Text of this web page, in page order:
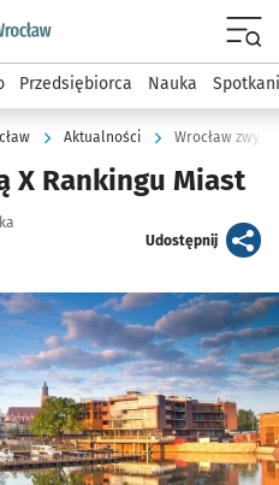
podserwis: Strategia
Przedsiębiorca Nauka
Aktualności Wrocław
X Rankingu Miast
Udostępnijartykuł